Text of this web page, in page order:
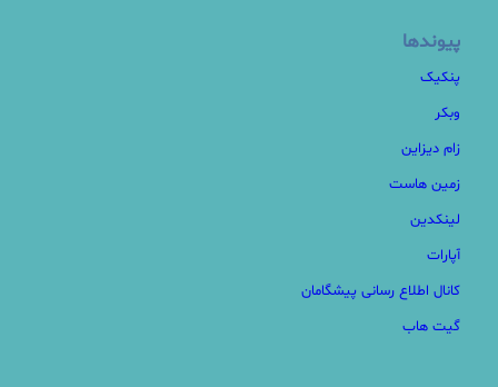
پیوندها
پنکیک
وبکر
زام دیزاین
زمین هاست
لینکدین
آپارات
کانال اطلاع رسانی پیشگامان
گیت هاب